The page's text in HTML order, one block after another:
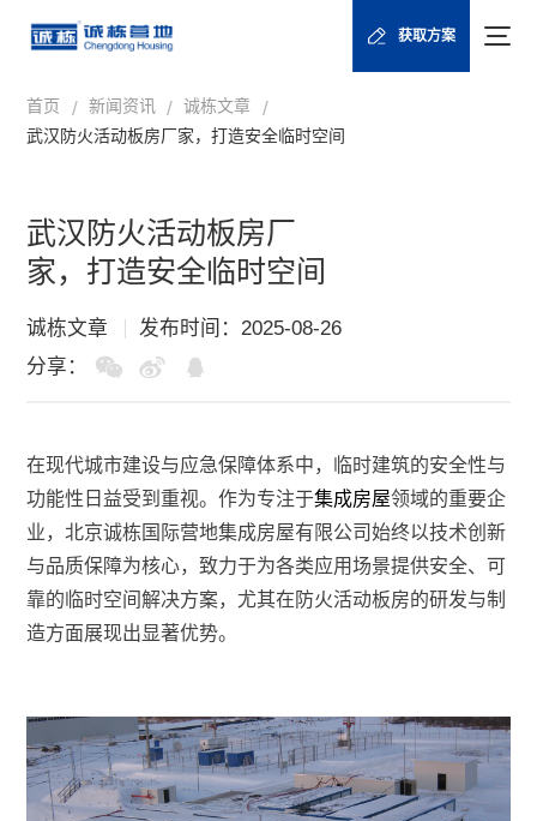
获取方案
首页 / 新闻资讯 / 诚栋文章 /
武汉防火活动板房厂家，打造安全临时空间
武汉防火活动板房厂
家，打造安全临时空间
诚栋文章
发布时间：2025-08-26
分享：
在现代城市建设与应急保障体系中，临时建筑的安全性与
功能性日益受到重视。作为专注于集成房屋领域的重要企
业，北京诚栋国际营地集成房屋有限公司始终以技术创新
与品质保障为核心，致力于为各类应用场景提供安全、可
靠的临时空间解决方案，尤其在防火活动板房的研发与制
造方面展现出显著优势。